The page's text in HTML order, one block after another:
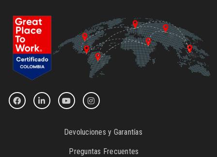
Devoluciones y Garantías
Preguntas Frecuentes